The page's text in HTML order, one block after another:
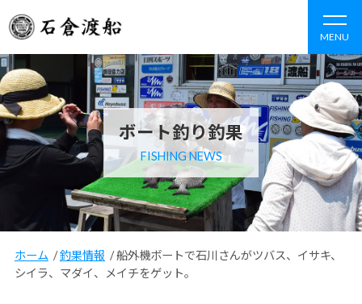
MENU
ボート釣り釣果
FISHING NEWS
ホーム /釣果情報 /船外機ボートで石川さんがツバス、イサキ、
シイラ、マダイ、メイチをゲット。